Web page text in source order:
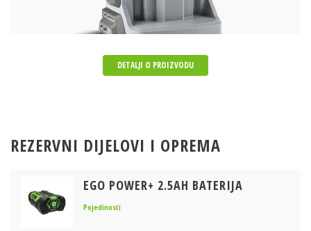
DETALJI O PROIZVODU
REZERVNI DIJELOVI I OPREMA
EGO POWER+ 2.5AH BATERIJA
Pojedinosti